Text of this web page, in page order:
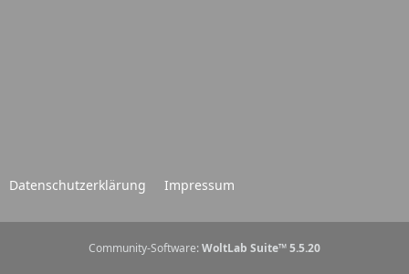
Datenschutzerklärung Impressum
Community-Software: WoltLab Suite™ 5.5.20